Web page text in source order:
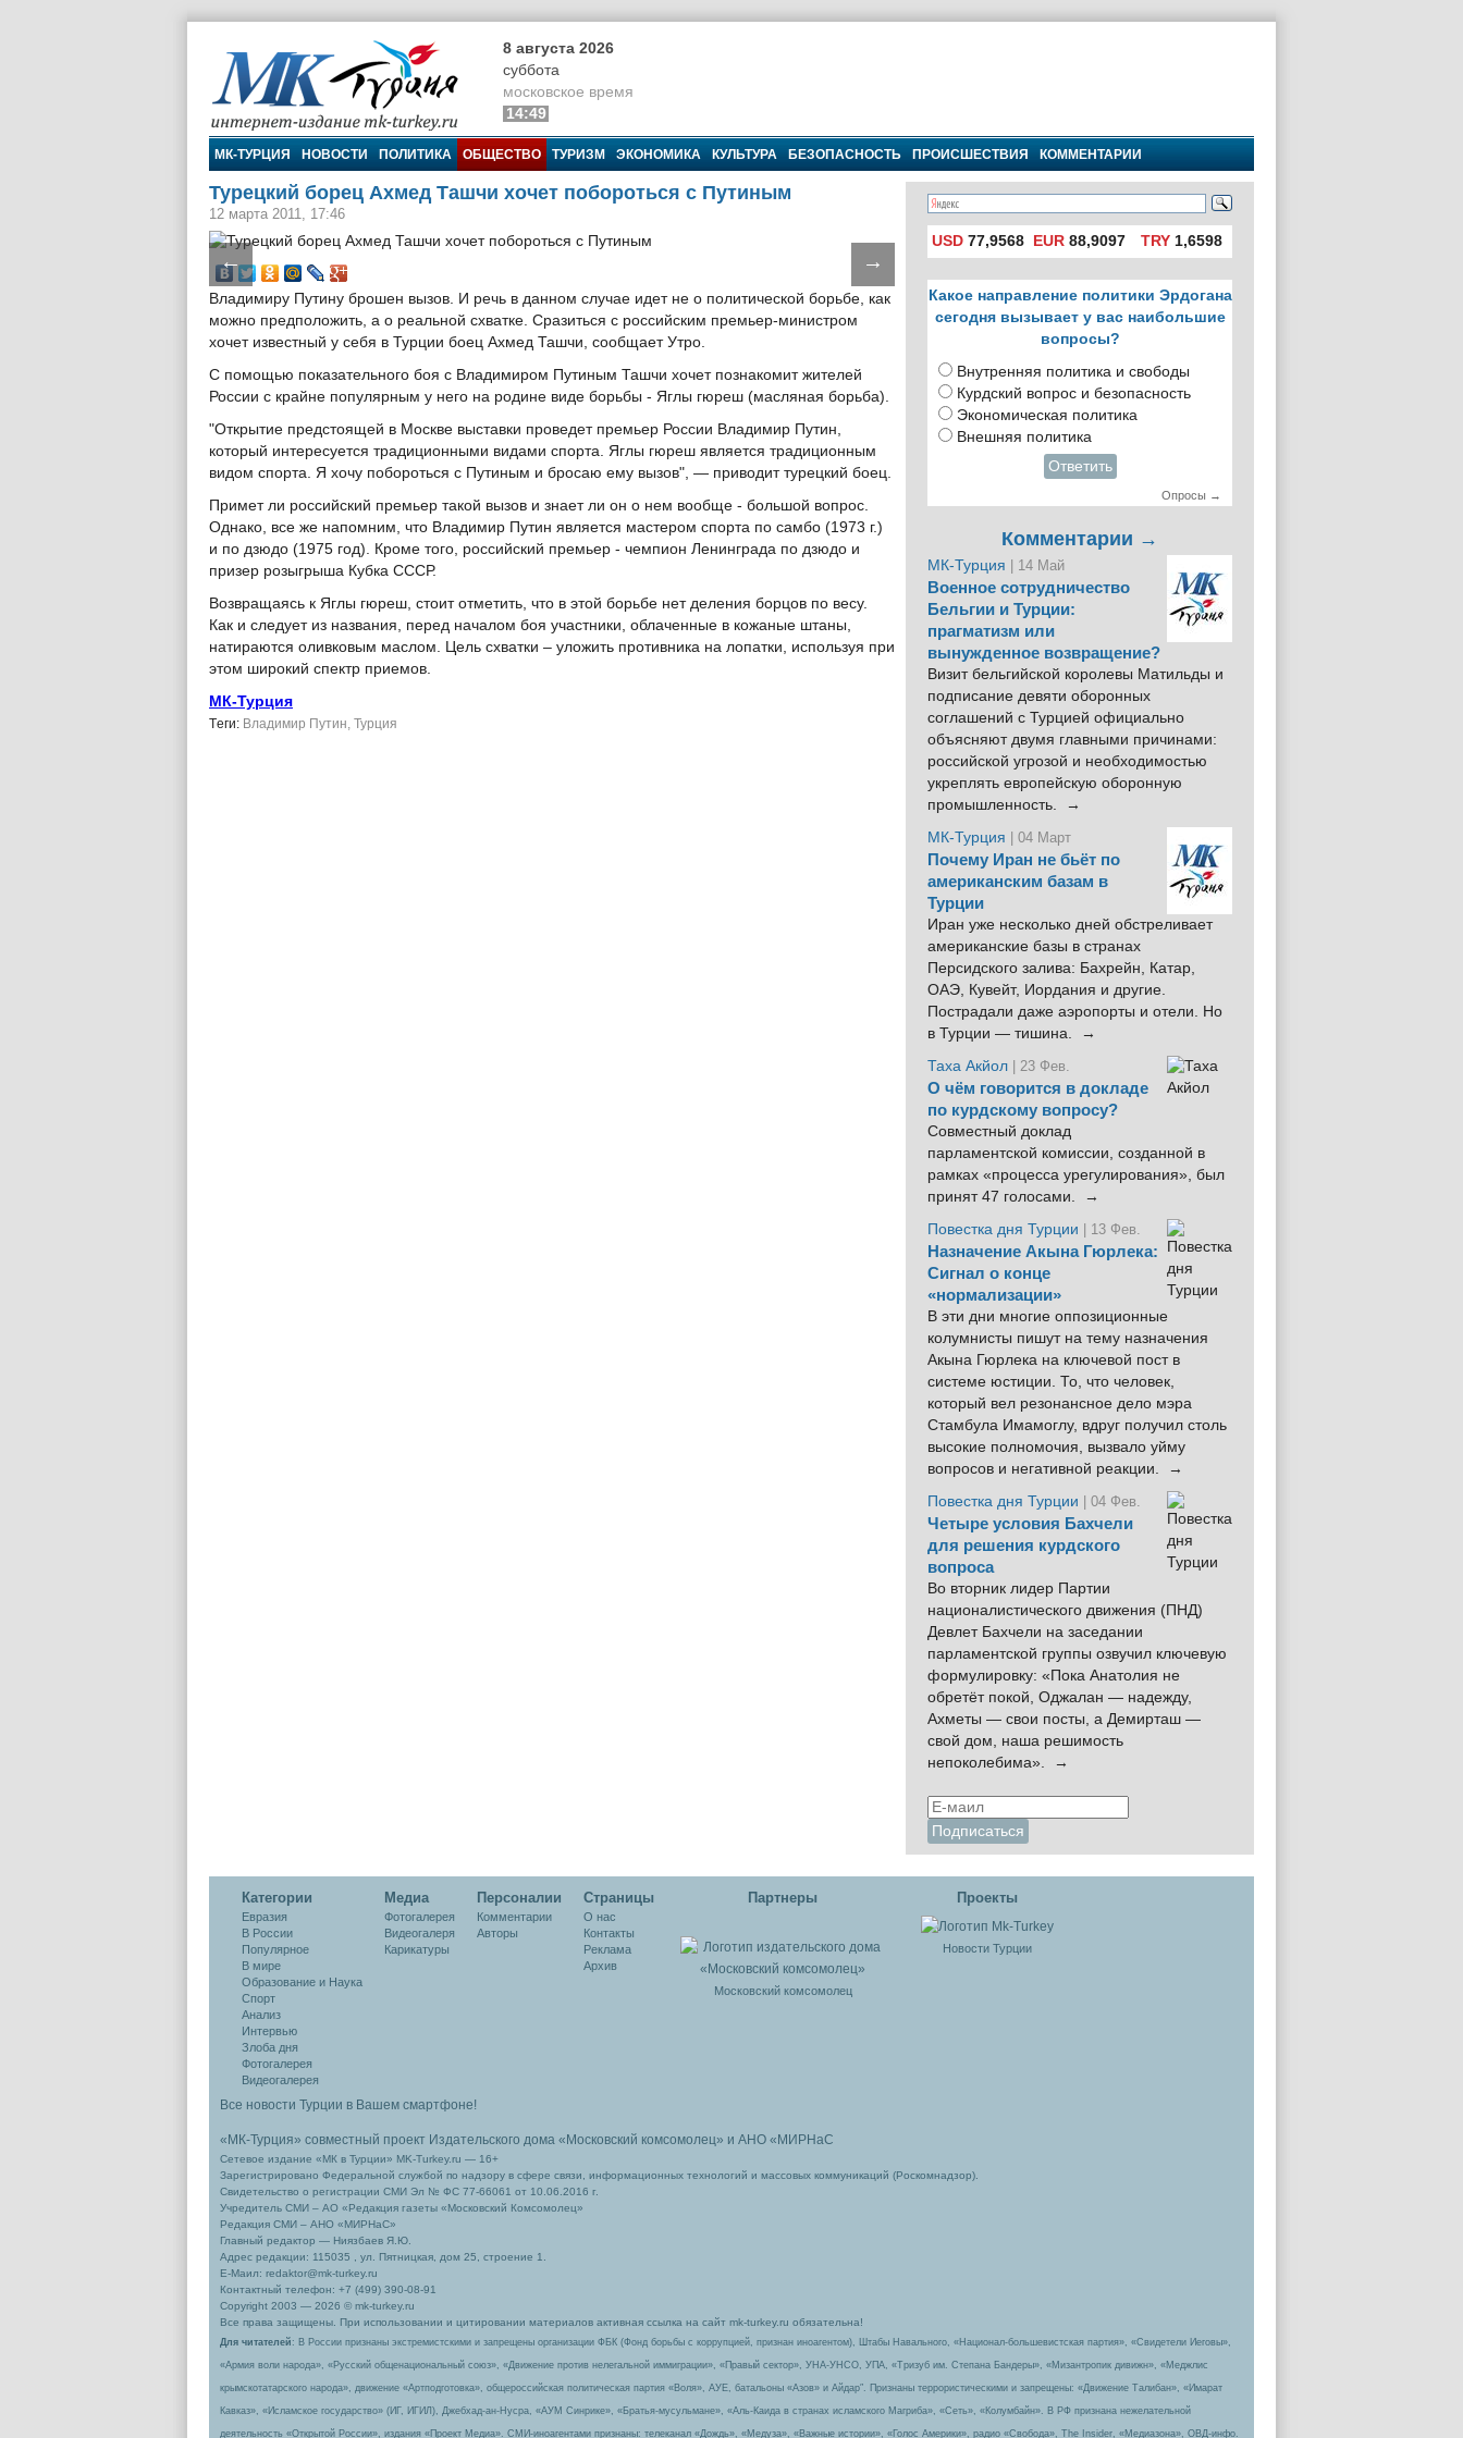
МК-Турция
8 августа 2026
суббота
московское время
14:49
МК-ТУРЦИЯ НОВОСТИ ПОЛИТИКА ОБЩЕСТВО ТУРИЗМ ЭКОНОМИКА КУЛЬТУРА БЕЗОПАСНОСТЬ ПРОИСШЕСТВИЯ КОММЕНТАРИИ
Турецкий борец Ахмед Ташчи хочет побороться с Путиным
12 марта 2011, 17:46
← →
Владимиру Путину брошен вызов. И речь в данном случае идет не о политической борьбе, как
можно предположить, а о реальной схватке. Сразиться с российским премьер-министром
хочет известный у себя в Турции боец Ахмед Ташчи, сообщает Утро.
С помощью показательного боя с Владимиром Путиным Ташчи хочет познакомит жителей
России с крайне популярным у него на родине виде борьбы - Яглы гюреш (масляная борьба).
"Открытие предстоящей в Москве выставки проведет премьер России Владимир Путин,
который интересуется традиционными видами спорта. Яглы гюреш является традиционным
видом спорта. Я хочу побороться с Путиным и бросаю ему вызов", — приводит турецкий боец.
Примет ли российский премьер такой вызов и знает ли он о нем вообще - большой вопрос.
Однако, все же напомним, что Владимир Путин является мастером спорта по самбо (1973 г.)
и по дзюдо (1975 год). Кроме того, российский премьер - чемпион Ленинграда по дзюдо и
призер розыгрыша Кубка СССР.
Возвращаясь к Яглы гюреш, стоит отметить, что в этой борьбе нет деления борцов по весу.
Как и следует из названия, перед началом боя участники, облаченные в кожаные штаны,
натираются оливковым маслом. Цель схватки – уложить противника на лопатки, используя при
этом широкий спектр приемов.
МК-Турция
Tеги: Владимир Путин, Турция
USD 77,9568 EUR 88,9097 TRY1,6598
Какое направление политики Эрдогана
сегодня вызывает у вас наибольшие
вопросы?
Внутренняя политика и свободы
Курдский вопрос и безопасность
Экономическая политика
Внешняя политика
Ответить
Опросы →
Комментарии →
МК-Турция | 14 Май
Военное сотрудничество
Бельгии и Турции:
прагматизм или
вынужденное возвращение?
Визит бельгийской королевы Матильды и
подписание девяти оборонных
соглашений с Турцией официально
объясняют двумя главными причинами:
российской угрозой и необходимостью
укреплять европейскую оборонную
промышленность. →
МК-Турция
| 04 Март
Почему Иран не бьёт по
американским базам в
Турции
Иран уже несколько дней обстреливает
американские базы в странах
Персидского залива: Бахрейн, Катар,
ОАЭ, Кувейт, Иордания и другие.
Пострадали даже аэропорты и отели. Но
в Турции — тишина. →
Таха Акйол | 23 Фев.
О чём говорится в докладе
по курдскому вопросу?
Совместный доклад
парламентской комиссии, созданной в
рамках «процесса урегулирования», был
принят 47 голосами. →
Повестка дня Турции
| 13 Фев.
Назначение Акына Гюрлека:
Сигнал о конце
«нормализации»
В эти дни многие оппозиционные
колумнисты пишут на тему назначения
Акына Гюрлека на ключевой пост в
системе юстиции. То, что человек,
который вел резонансное дело мэра
Стамбула Имамоглу, вдруг получил столь
высокие полномочия, вызвало уйму
вопросов и негативной реакции. →
Повестка дня Турции
| 04 Фев.
Четыре условия Бахчели
для решения курдского
вопроса
Во вторник лидер Партии
националистического движения (ПНД)
Девлет Бахчели на заседании
парламентской группы озвучил ключевую
формулировку: «Пока Анатолия не
обретёт покой, Оджалан — надежду,
Ахметы — свои посты, а Демирташ —
свой дом, наша решимость
непоколебима». →
Категории
Евразия
В России
Популярное
В мире
Образование и Наука
Спорт
Анализ
Интервью
Злоба дня
Фотогалерея
Видеогалерея
Медиа
Фотогалерея
Видеогалеря
Карикатуры
Персоналии
Комментарии
Авторы
Cтраницы
О нас
Контакты
Реклама
Архив
Партнеры
Московский комсомолец
Проекты
Новости Турции
Все новости Турции в Вашем смартфоне!
«МК-Турция» совместный проект Издательского дома «Московский комсомолец» и АНО «МИРНаС
Сетевое издание «МК в Турции» MK-Turkey.ru — 16+
Зарегистрировано Федеральной службой по надзору в сфере связи, информационных технологий и массовых коммуникаций (Роскомнадзор).
Свидетельство о регистрации СМИ Эл № ФС 77-66061 от 10.06.2016 г.
Учредитель СМИ – АО «Редакция газеты «Московский Комсомолец»
Редакция СМИ – АНО «МИРНаС»
Главный редактор — Ниязбаев Я.Ю.
Адрес редакции: 115035 , ул. Пятницкая, дом 25, строение 1.
Е-Маил: redaktor@mk-turkey.ru
Контактный телефон: +7 (499) 390-08-91
Copyright 2003 — 2026 © mk-turkey.ru
Все права защищены. При использовании и цитировании материалов активная ссылка на сайт mk-turkey.ru обязательна!
Для читателей : В России признаны экстремистскими и запрещены организации ФБК (Фонд борьбы с коррупцией, признан иноагентом), Штабы Навального, «Национал-большевистская партия», «Свидетели Иеговы»,
«Армия воли народа», «Русский общенациональный союз», «Движение против нелегальной иммиграции», «Правый сектор», УНА-УНСО, УПА, «Тризуб им. Степана Бандеры», «Мизантропик дивижн», «Меджлис
крымскотатарского народа», движение «Артподготовка», общероссийская политическая партия «Воля», АУЕ, батальоны «Азов» и Айдар″. Признаны террористическими и запрещены: «Движение Талибан», «Имарат
Кавказ», «Исламское государство» (ИГ, ИГИЛ), Джебхад-ан-Нусра, «АУМ Синрике», «Братья-мусульмане», «Аль-Каида в странах исламского Магриба», «Сеть», «Колумбайн». В РФ признана нежелательной
деятельность «Открытой России», издания «Проект Медиа». СМИ-иноагентами признаны: телеканал «Дождь», «Медуза», «Важные истории», «Голос Америки», радио «Свобода», The Insider, «Медиазона», ОВД-инфо.